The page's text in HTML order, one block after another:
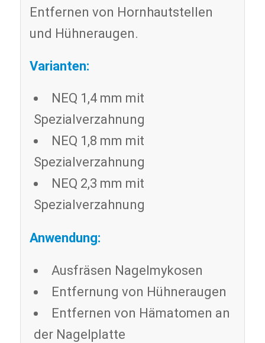
Entfernen von Hornhautstellen
und Hühneraugen.
Varianten:
NEQ 1,4 mm mit
Spezialverzahnung
NEQ 1,8 mm mit
Spezialverzahnung
NEQ 2,3 mm mit
Spezialverzahnung
Anwendung:
Ausfräsen Nagelmykosen
Entfernung von Hühneraugen
Entfernen von Hämatomen an
der Nagelplatte